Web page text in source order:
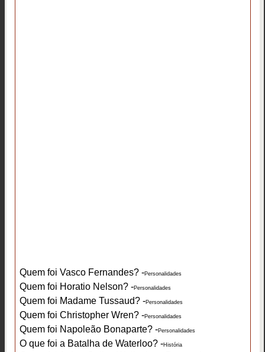
Quem foi Vasco Fernandes? -Personalidades
Quem foi Horatio Nelson? -Personalidades
Quem foi Madame Tussaud? -Personalidades
Quem foi Christopher Wren? -Personalidades
Quem foi Napoleão Bonaparte? -Personalidades
O que foi a Batalha de Waterloo? -História